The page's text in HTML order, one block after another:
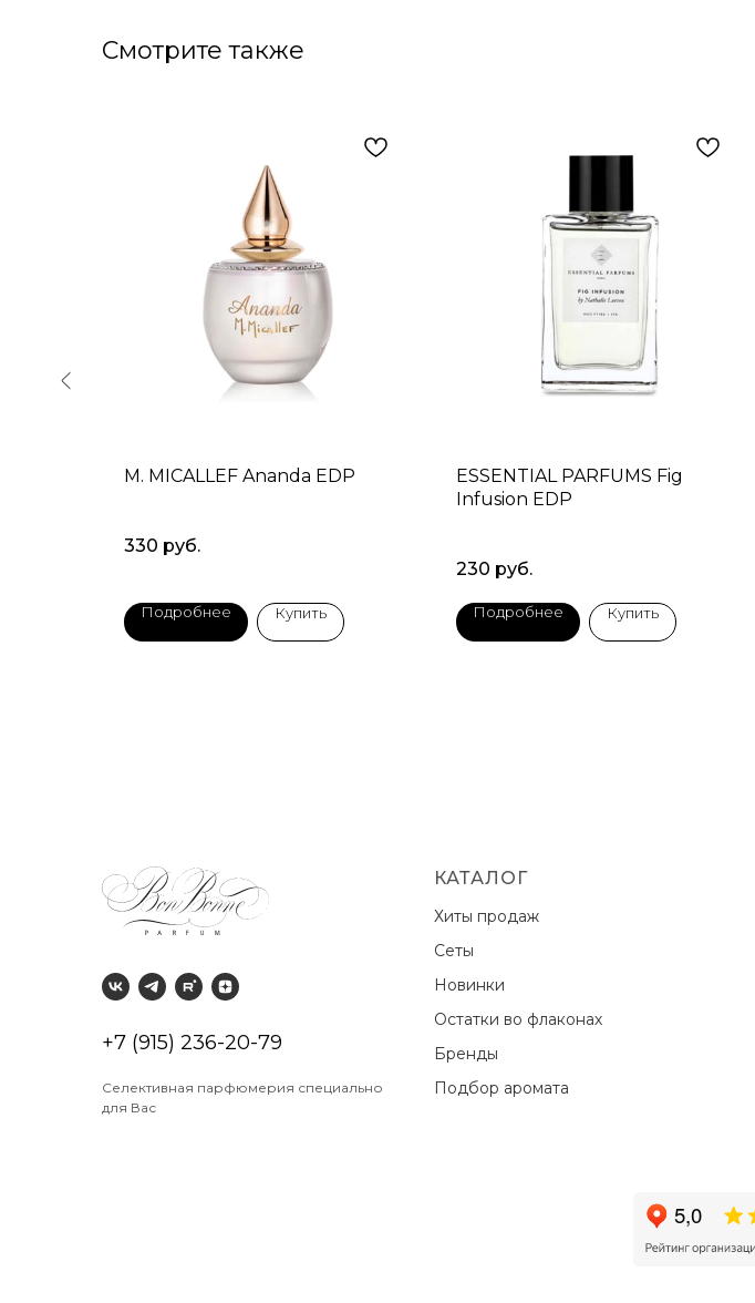
Смотрите также
M. MICALLEF Ananda EDP
330 руб.
Подробнее Купить
ESSENTIAL PARFUMS Fig
Infusion EDP
230 руб.
Подробнее Купить
+7 (915) 236-20-79
Селективная парфюмерия специально
для Вас
КАТАЛОГ
Хиты продаж
Сеты
Новинки
Остатки во флаконах
Бренды
Подбор аромата